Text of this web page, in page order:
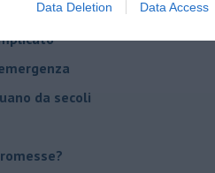
Data Deletion Data Access
da secoli